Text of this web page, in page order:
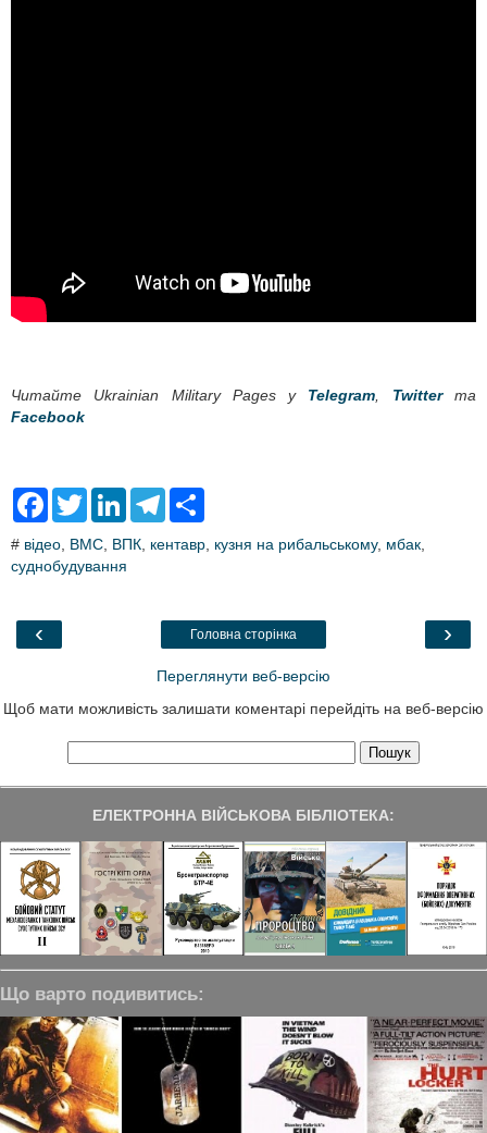
Читайте Ukrainian Military Pages у Telegram Twitterта
Facebook
F
e
b
k
T
t
t
L
k
T
e
m
r
# відео, ВМС, ВПК, кентавр, кузня на рибальському, мбак,
суднобудування
‹ ›
Головна сторінка
Переглянути веб-версію
Щоб мати можливість залишати коментарі перейдіть на веб-версію
ЕЛЕКТРОННА ВІЙСЬКОВА БІБЛІОТЕКА:
Що варто подивитись: